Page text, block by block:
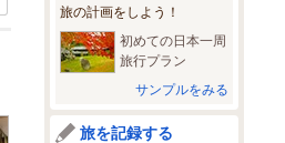
旅の計画をしよう！
初めての日本一周
旅行プラン
サンプルをみる
旅を記録する